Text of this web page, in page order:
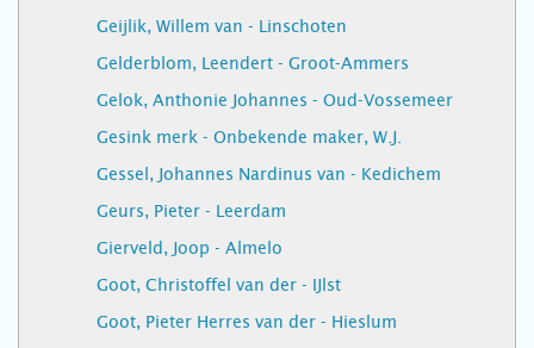
Geijlik, Willem van - Linschoten
Gelderblom, Leendert - Groot-Ammers
Gelok, Anthonie Johannes - Oud-Vossemeer
Gesink merk - Onbekende maker, W.J.
Gessel, Johannes Nardinus van - Kedichem
Geurs, Pieter - Leerdam
Gierveld, Joop - Almelo
Goot, Christoffel van der - IJlst
Goot, Pieter Herres van der - Hieslum